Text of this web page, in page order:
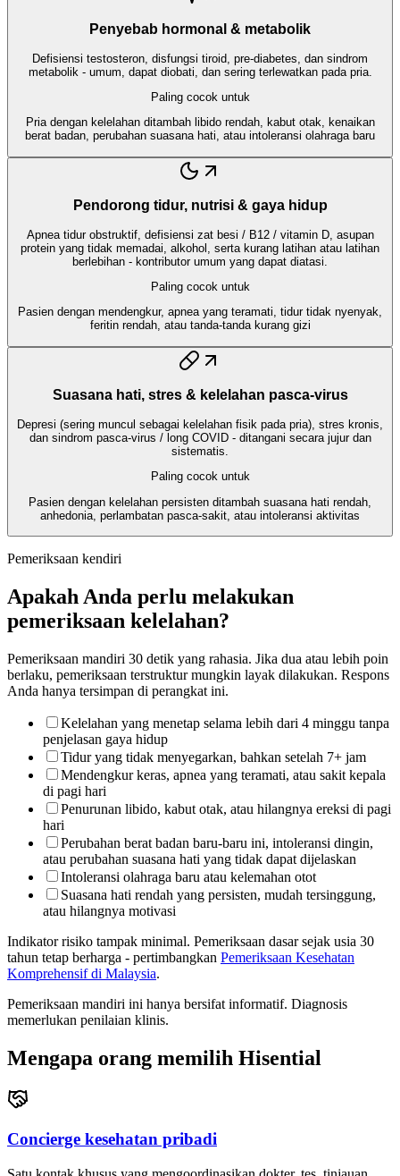
Penyebab hormonal & metabolik
Defisiensi testosteron, disfungsi tiroid, pre-diabetes, dan sindrom
metabolik - umum, dapat diobati, dan sering terlewatkan pada pria.
Paling cocok untuk
Pria dengan kelelahan ditambah libido rendah, kabut otak, kenaikan
berat badan, perubahan suasana hati, atau intoleransi olahraga baru
Pendorong tidur, nutrisi & gaya hidup
Apnea tidur obstruktif, defisiensi zat besi / B12 / vitamin D, asupan
protein yang tidak memadai, alkohol, serta kurang latihan atau latihan
berlebihan - kontributor umum yang dapat diatasi.
Paling cocok untuk
Pasien dengan mendengkur, apnea yang teramati, tidur tidak nyenyak,
feritin rendah, atau tanda-tanda kurang gizi
Suasana hati, stres & kelelahan pasca-virus
Depresi (sering muncul sebagai kelelahan fisik pada pria), stres kronis,
dan sindrom pasca-virus / long COVID - ditangani secara jujur dan
sistematis.
Paling cocok untuk
Pasien dengan kelelahan persisten ditambah suasana hati rendah,
anhedonia, perlambatan pasca-sakit, atau intoleransi aktivitas
Pemeriksaan kendiri
Apakah Anda perlu melakukan
pemeriksaan kelelahan?
Pemeriksaan mandiri 30 detik yang rahasia. Jika dua atau lebih poin
berlaku, pemeriksaan terstruktur mungkin layak dilakukan. Respons
Anda hanya tersimpan di perangkat ini.
Kelelahan yang menetap selama lebih dari 4 minggu tanpa
penjelasan gaya hidup
Tidur yang tidak menyegarkan, bahkan setelah 7+ jam
Mendengkur keras, apnea yang teramati, atau sakit kepala
di pagi hari
Penurunan libido, kabut otak, atau hilangnya ereksi di pagi
hari
Perubahan berat badan baru-baru ini, intoleransi dingin,
atau perubahan suasana hati yang tidak dapat dijelaskan
Intoleransi olahraga baru atau kelemahan otot
Suasana hati rendah yang persisten, mudah tersinggung,
atau hilangnya motivasi
Indikator risiko tampak minimal. Pemeriksaan dasar sejak usia 30
tahun tetap berharga - pertimbangkan Pemeriksaan Kesehatan
Komprehensif di Malaysia.
Pemeriksaan mandiri ini hanya bersifat informatif. Diagnosis
memerlukan penilaian klinis.
Mengapa orang memilih Hisential
Concierge kesehatan pribadi